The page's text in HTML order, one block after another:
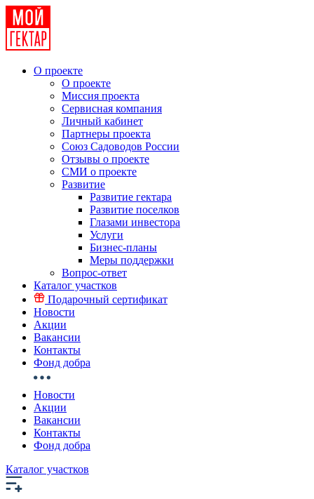
О проекте
О проекте
Миссия проекта
Сервисная компания
Личный кабинет
Партнеры проекта
Союз Садоводов России
Отзывы о проекте
СМИ о проекте
Развитие
Развитие гектара
Развитие поселков
Глазами инвестора
Услуги
Бизнес-планы
Меры поддержки
Вопрос-ответ
Каталог участков
Подарочный сертификат
Новости
Акции
Вакансии
Контакты
Фонд добра
Новости
Акции
Вакансии
Контакты
Фонд добра
Каталог участков